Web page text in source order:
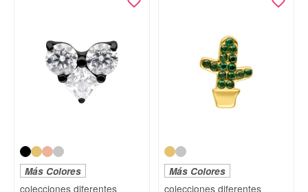
Más Colores Más Colores